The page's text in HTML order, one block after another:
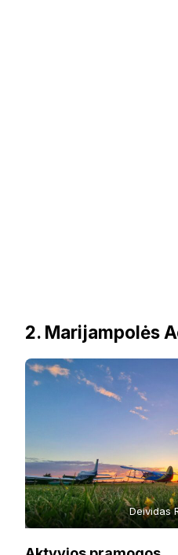
2. Marijampolės
Deividas